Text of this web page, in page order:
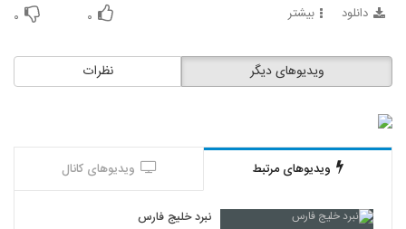
دانلود بیشتر ۰ ۰
نظرات ویدیوهای دیگر
ویدیوهای مرتبط ویدیوهای کانال
نبرد خلیج فارس